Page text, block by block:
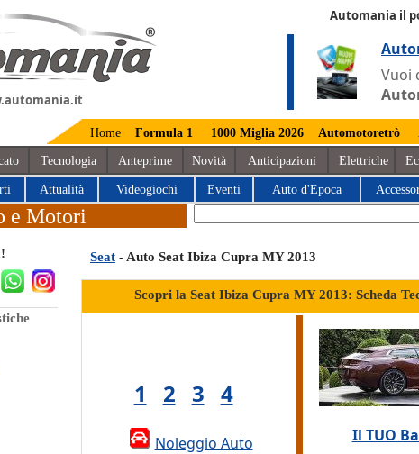
Automania il
Vuoi
Home Formula 1 1000 Miglia 2026 Automotoretrò
Tecnologia Anteprime Novità Anticipazioni Elettriche
Attualità Videogiochi Eventi Auto d'Epoca
e Motori
Seat - Auto Seat Ibiza Cupra MY 2013
Scopri la Seat Ibiza Cupra MY 2013: Scheda
1 2 3 4
Noleggio Auto
Il TUO